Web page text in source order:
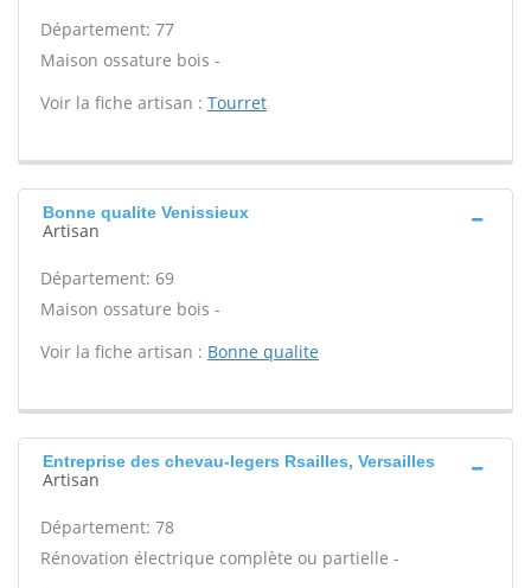
Département: 77
Maison ossature bois -
Voir la fiche artisan : Tourret
Bonne qualite Venissieux
Artisan
Département: 69
Maison ossature bois -
Voir la fiche artisan : Bonne qualite
Entreprise des chevau-legers Rsailles, Versailles
Artisan
Département: 78
Rénovation électrique complète ou partielle -